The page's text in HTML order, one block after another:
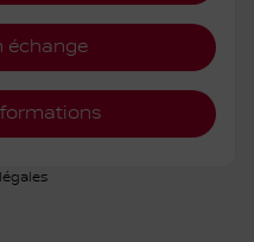
échange